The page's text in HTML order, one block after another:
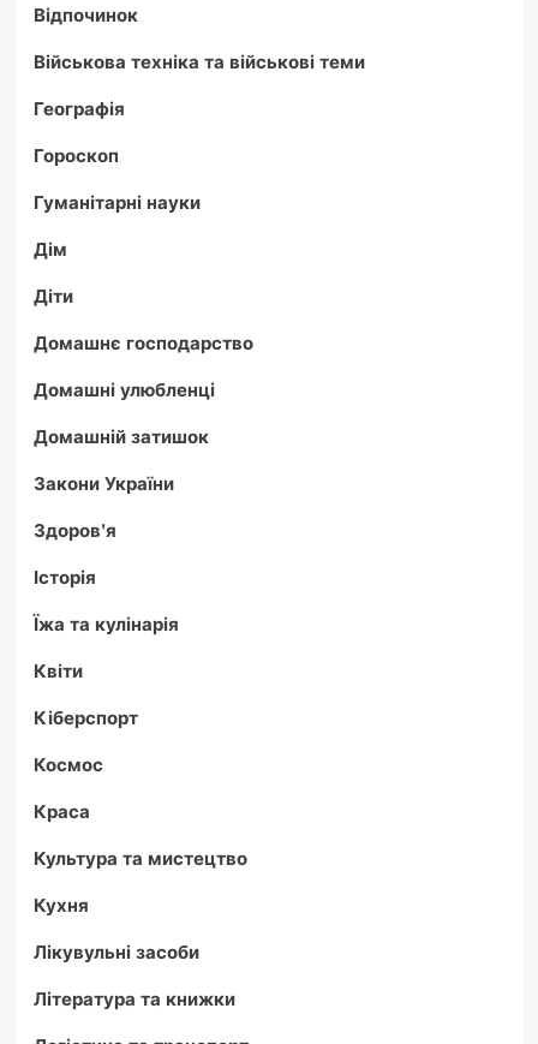
Відпочинок
Військова техніка та військові теми
Географія
Гороскоп
Гуманітарні науки
Дім
Діти
Домашнє господарство
Домашні улюбленці
Домашній затишок
Закони України
Здоров'я
Історія
Їжа та кулінарія
Квіти
Кіберспорт
Космос
Краса
Культура та мистецтво
Кухня
Лікувульні засоби
Література та книжки